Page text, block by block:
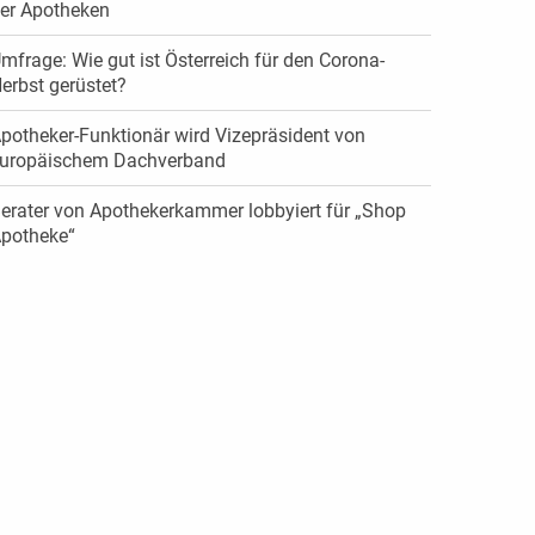
Apotheken
Wie gut ist Österreich für den Corona-
gerüstet?
Funktionär wird Vizepräsident von
Dachverband
von Apothekerkammer lobbyiert für „Shop